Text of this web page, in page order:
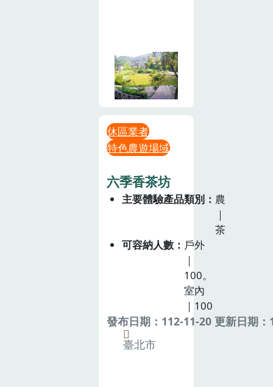
休區業者
特色農遊場域
六季香茶坊
主要體驗產品類別
農
｜
茶
可容納人數
戶外
｜
100。
室內
｜100
發布日期：112-11-20 更新日期
臺北市